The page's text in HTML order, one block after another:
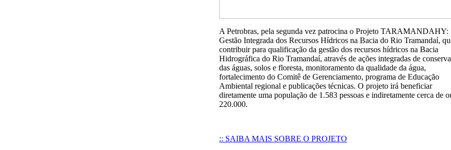
A Petrobras, pela segunda vez patrocina o Projeto TARAMANDAHY:
Gestão Integrada dos Recursos Hídricos na Bacia do Rio Tramandaí,
contribuir para qualificação da gestão dos recursos hídricos na Bacia
Hidrográfica do Rio Tramandaí, através de ações integradas de
das águas, solos e floresta, monitoramento da qualidade da água,
fortalecimento do Comitê de Gerenciamento, programa de Educação
Ambiental regional e publicações técnicas. O projeto irá beneficiar
diretamente uma população de 1.583 pessoas e indiretamente cerca de
220.000.
:: SAIBA MAIS SOBRE O PROJETO